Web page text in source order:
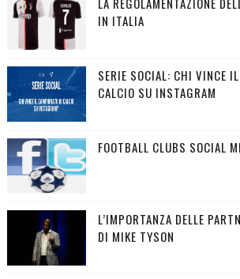
IN ITALIA
SERIE SOCIAL: CHI VINCE
CALCIO SU INSTAGRAM
FOOTBALL CLUBS SOCIAL
L’IMPORTANZA DELLE
DI MIKE TYSON